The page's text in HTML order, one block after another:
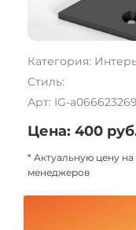
Категория:
Стиль:
Арт: IG-a066623269
Цена: 400
* Актуальную цену
менеджеров